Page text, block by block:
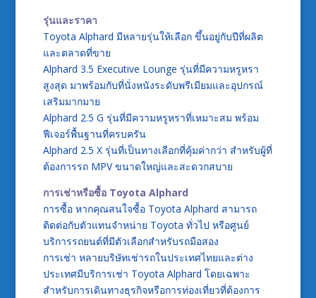
รุ่นและราคา
Toyota Alphard มีหลายรุ่นให้เลือก ขึ้นอยู่กับปีที่ผลิต
และตลาดที่ขาย
Alphard 3.5 Executive Lounge รุ่นที่มีความหรูหรา
สูงสุด มาพร้อมกับที่นั่งหนังระดับพรีเมียมและอุปกรณ์
เสริมมากมาย
Alphard 2.5 G รุ่นที่มีความหรูหราที่เหมาะสม พร้อม
ฟีเจอร์พื้นฐานที่ครบครัน
Alphard 2.5 X รุ่นที่เป็นทางเลือกที่คุ้มค่ากว่า สำหรับผู้ที่
ต้องการรถ MPV ขนาดใหญ่และสะดวกสบาย
การเช่าหรือซื้อ Toyota Alphard
การซื้อ หากคุณสนใจซื้อ Toyota Alphard สามารถ
ติดต่อกับตัวแทนจำหน่าย Toyota ทั่วไป หรือศูนย์
บริการรถยนต์ที่มีตัวเลือกสำหรับรถมือสอง
การเช่า หลายบริษัทเช่ารถในประเทศไทยและต่าง
ประเทศมีบริการเช่า Toyota Alphard โดยเฉพาะ
สำหรับการเดินทางธุรกิจหรือการท่องเที่ยวที่ต้องการ